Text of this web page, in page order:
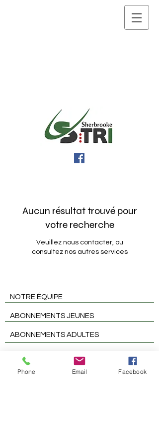
Aucun résultat trouvé pour
votre recherche
Veuillez nous contacter, ou
consultez nos autres services
NOTRE ÉQUIPE
ABONNEMENTS JEUNES
ABONNEMENTS ADULTES
NOS SERVICES
FAQ
Phone Email Facebook